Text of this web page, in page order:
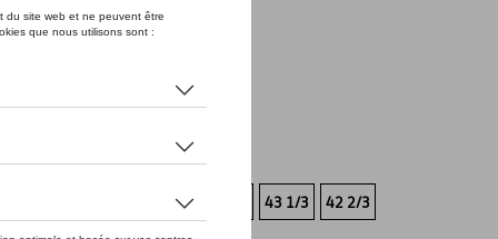
44 2/3 43 1/3 42 2/3